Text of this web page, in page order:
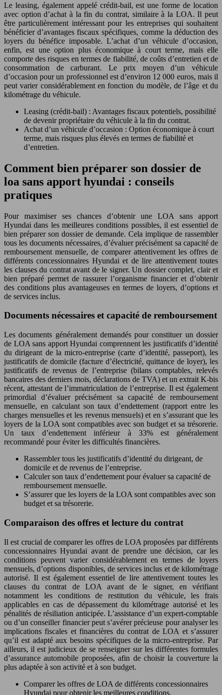
Le leasing, également appelé crédit-bail, est une forme de location
avec option d’achat à la fin du contrat, similaire à la LOA. Il peut
être particulièrement intéressant pour les entreprises qui souhaitent
bénéficier d’avantages fiscaux spécifiques, comme la déduction des
loyers du bénéfice imposable. L’achat d’un véhicule d’occasion,
enfin, est une option plus économique à court terme, mais elle
comporte des risques en termes de fiabilité, de coûts d’entretien et de
consommation de carburant. Le prix moyen d’un véhicule
d’occasion pour un professionnel est d’environ 12 000 euros, mais il
peut varier considérablement en fonction du modèle, de l’âge et du
kilométrage du véhicule.
Leasing (crédit-bail) : Avantages fiscaux potentiels, possibilité
de devenir propriétaire du véhicule à la fin du contrat.
Achat d’un véhicule d’occasion : Option économique à court
terme, mais risques plus élevés en termes de fiabilité et
d’entretien.
Comment bien préparer son dossier de
loa sans apport hyundai : conseils
pratiques
Pour maximiser ses chances d’obtenir une LOA sans apport
Hyundai dans les meilleures conditions possibles, il est essentiel de
bien préparer son dossier de demande. Cela implique de rassembler
tous les documents nécessaires, d’évaluer précisément sa capacité de
remboursement mensuelle, de comparer attentivement les offres de
différents concessionnaires Hyundai et de lire attentivement toutes
les clauses du contrat avant de le signer. Un dossier complet, clair et
bien préparé permet de rassurer l’organisme financier et d’obtenir
des conditions plus avantageuses en termes de loyers, d’options et
de services inclus.
Documents nécessaires et capacité de remboursement
Les documents généralement demandés pour constituer un dossier
de LOA sans apport Hyundai comprennent les justificatifs d’identité
du dirigeant de la micro-entreprise (carte d’identité, passeport), les
justificatifs de domicile (facture d’électricité, quittance de loyer), les
justificatifs de revenus de l’entreprise (bilans comptables, relevés
bancaires des derniers mois, déclarations de TVA) et un extrait K-bis
récent, attestant de l’immatriculation de l’entreprise. Il est également
primordial d’évaluer précisément sa capacité de remboursement
mensuelle, en calculant son taux d’endettement (rapport entre les
charges mensuelles et les revenus mensuels) et en s’assurant que les
loyers de la LOA sont compatibles avec son budget et sa trésorerie.
Un taux d’endettement inférieur à 33% est généralement
recommandé pour éviter les difficultés financières.
Rassembler tous les justificatifs d’identité du dirigeant, de
domicile et de revenus de l’entreprise.
Calculer son taux d’endettement pour évaluer sa capacité de
remboursement mensuelle.
S’assurer que les loyers de la LOA sont compatibles avec son
budget et sa trésorerie.
Comparaison des offres et lecture du contrat
Il est crucial de comparer les offres de LOA proposées par différents
concessionnaires Hyundai avant de prendre une décision, car les
conditions peuvent varier considérablement en termes de loyers
mensuels, d’options disponibles, de services inclus et de kilométrage
autorisé. Il est également essentiel de lire attentivement toutes les
clauses du contrat de LOA avant de le signer, en vérifiant
notamment les conditions de restitution du véhicule, les frais
applicables en cas de dépassement du kilométrage autorisé et les
pénalités de résiliation anticipée. L’assistance d’un expert-comptable
ou d’un conseiller financier peut s’avérer précieuse pour analyser les
implications fiscales et financières du contrat de LOA et s’assurer
qu’il est adapté aux besoins spécifiques de la micro-entreprise. Par
ailleurs, il est judicieux de se renseigner sur les différentes formules
d’assurance automobile proposées, afin de choisir la couverture la
plus adaptée à son activité et à son budget.
Comparer les offres de LOA de différents concessionnaires
Hyundai pour obtenir les meilleures conditions.